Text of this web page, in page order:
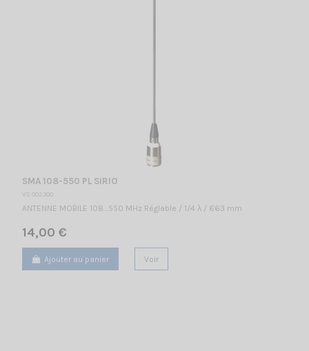
SMA 108-550 PL SIRIO
VS 002300
ANTENNE MOBILE 108…550 MHz Réglable / 1/4 λ / 663 mm
14,00 €
Ajouter au panier Voir